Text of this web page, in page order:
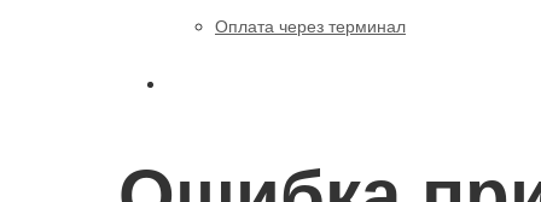
Оплата через терминал